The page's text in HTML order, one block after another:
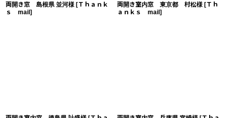
両開き窓 島根県 並河様 [Ｔｈａｎｋ
ｓ mail]
両開き室内窓 東京都 村松様 [Ｔｈ
ａｎｋｓ mail]